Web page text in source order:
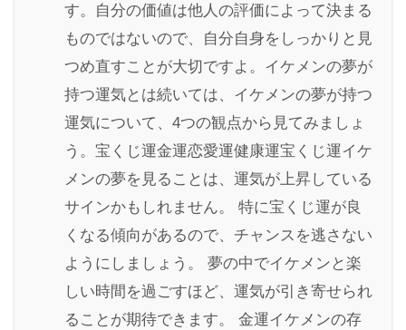
す。自分の価値は他人の評価によって決まる
ものではないので、自分自身をしっかりと見
つめ直すことが大切ですよ。イケメンの夢が
持つ運気とは続いては、イケメンの夢が持つ
運気について、4つの観点から見てみましょ
う。宝くじ運金運恋愛運健康運宝くじ運イケ
メンの夢を見ることは、運気が上昇している
サインかもしれません。 特に宝くじ運が良
くなる傾向があるので、チャンスを逃さない
ようにしましょう。 夢の中でイケメンと楽
しい時間を過ごすほど、運気が引き寄せられ
ることが期待できます。 金運イケメンの存